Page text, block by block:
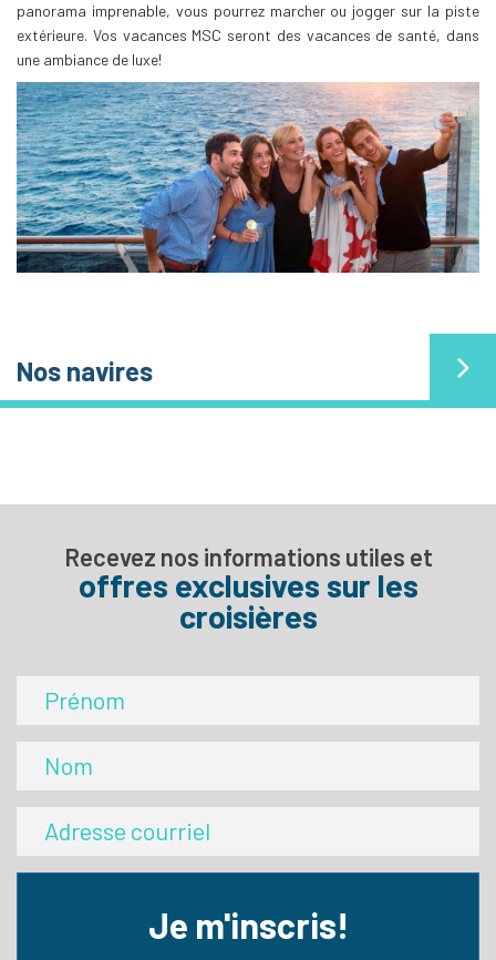
panorama imprenable, vous pourrez marcher ou jogger sur la piste
extérieure. Vos vacances MSC seront des vacances de santé, dans
une ambiance de luxe!
Nos navires
Recevez nos informations utiles et
offres exclusives sur les
croisières
Je m'inscris!